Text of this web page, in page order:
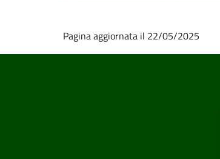
Pagina aggiornata il 22/05/2025